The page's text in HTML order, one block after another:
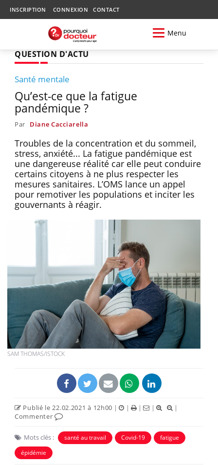
INSCRIPTION CONNEXION CONTACT
Menu
QUESTION D'ACTU
Santé mentale
Qu’est-ce que la fatigue
pandémique ?
Par Diane Cacciarella
Troubles de la concentration et du sommeil,
stress, anxiété... La fatigue pandémique est
une dangereuse réalité car elle peut conduire
certains citoyens à ne plus respecter les
mesures sanitaires. L’OMS lance un appel
pour remotiver les populations et inciter les
gouvernants à réagir.
SAM THOMAS/ISTOCK
Publié le 22.02.2021 à 12h00 | | | |
|
Commenter
Mots clés : santé au travail Covid-19
fatigue
épidémie